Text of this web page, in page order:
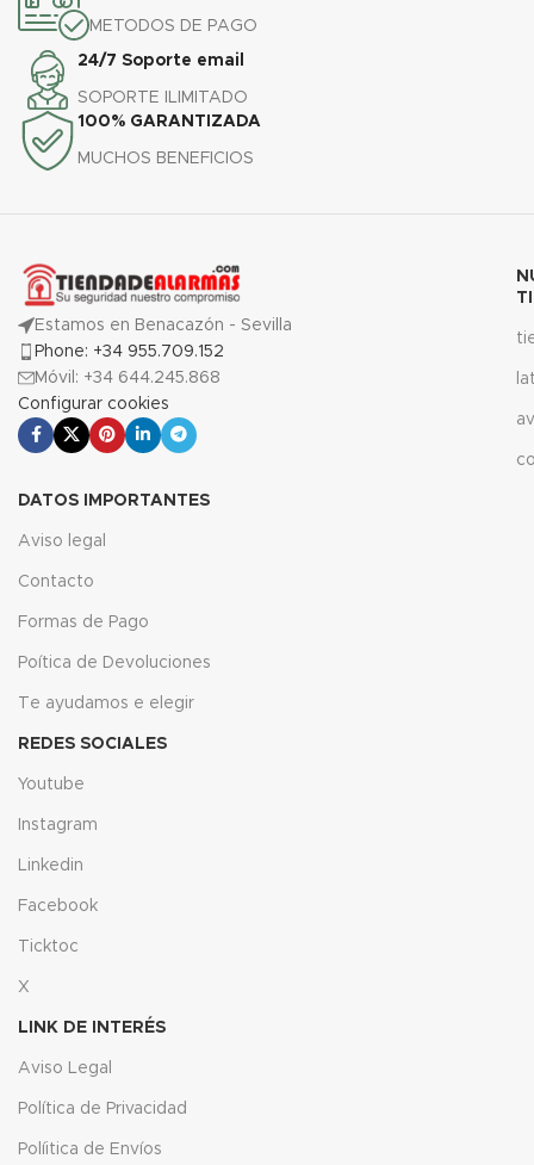
METODOS DE PAGO
24/7 Soporte email
SOPORTE ILIMITADO
100% GARANTIZADA
MUCHOS BENEFICIOS
Estamos en Benacazón - Sevilla
Phone: +34 955.709.152
Móvil: +34 644.245.868
Configurar cookies
DATOS IMPORTANTES
Aviso legal
Contacto
Formas de Pago
Poítica de Devoluciones
Te ayudamos e elegir
REDES SOCIALES
Youtube
Instagram
Linkedin
Facebook
Ticktoc
X
LINK DE INTERÉS
Aviso Legal
Política de Privacidad
Políitica de Envíos